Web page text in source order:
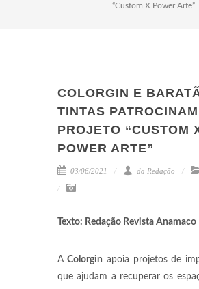
“Custom X Power Arte”
COLORGIN E
TINTAS PATROCINAM
PROJETO “CUSTOM
POWER ARTE”
03/06/2021 da Redação
Texto: Redação Revista Anamaco
AColorgin apoia projetos de
que ajudam a recuperar os